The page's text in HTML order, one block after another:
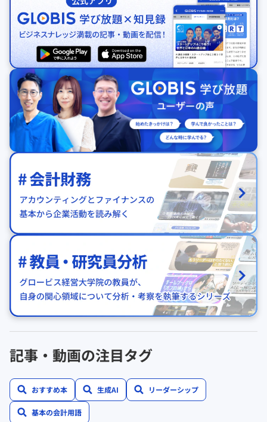
記事・動画の注目タグ
おすすめ本 生成AI リーダーシップ
基本の会計用語